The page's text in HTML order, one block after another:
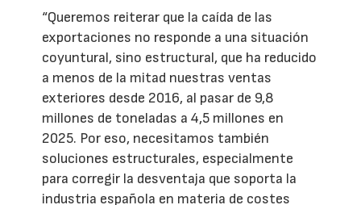
“Queremos reiterar que la caída de las
exportaciones no responde a una situación
coyuntural, sino estructural, que ha reducido
a menos de la mitad nuestras ventas
exteriores desde 2016, al pasar de 9,8
millones de toneladas a 4,5 millones en
2025. Por eso, necesitamos también
soluciones estructurales, especialmente
para corregir la desventaja que soporta la
industria española en materia de costes